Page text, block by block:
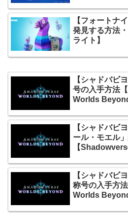
【フォートナ
発見する方法
ライト】
【シャドバビ
号の入手方法
Worlds
【シャドバビ
ール・モエル
【
【シャドバビ
称号の入手方
Worlds